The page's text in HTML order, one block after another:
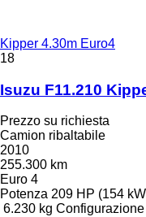
Kipper 4.30m Euro4
18
Isuzu F11.210
Prezzo su richiesta
Camion ribaltabile
2010
255.300 km
Euro 4
Potenza 209 HP (154
6.230 kg Configurazione